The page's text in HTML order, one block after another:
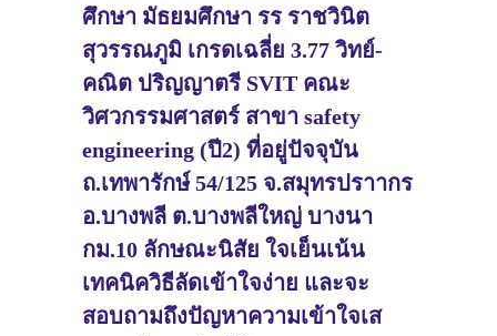
ศึกษา มัธยมศึกษา รร ราชวินิต
สุวรรณภูมิ เกรดเฉลี่ย 3.77 วิทย์-
คณิต ปริญญาตรี SVIT คณะ
วิศวกรรมศาสตร์ สาขา safety
engineering (ปี2) ที่อยู่ปัจจุบัน
ถ.เทพารักษ์ 54/125 จ.สมุทรปราากร
อ.บางพลี ต.บางพลีใหญ่ บางนา
กม.10 ลักษณะนิสัย ใจเย็นเน้น
เทคนิควิธีลัดเข้าใจง่าย และจะ
สอบถามถึงปัญหาความเข้าใจเส